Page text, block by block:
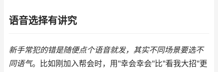
语音选择有讲究
新手常犯的错是随便点个语音就发，其实不同场景要选不
同语气。比如刚加入帮会时，用"幸会幸会"比"看我大招"更